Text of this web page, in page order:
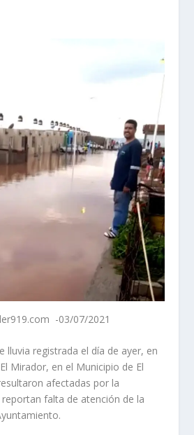
-03/07/2021
lluvia registrada el día de ayer, en
Mirador, en el Municipio de El
afectadas por la
falta de atención de la